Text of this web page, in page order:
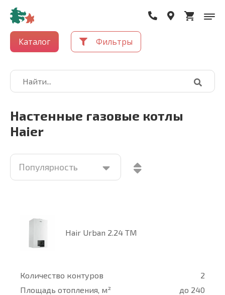
Каталог Фильтры
Настенные газовые котлы
Haier
Hair Urban 2.24 TM
Количество контуров
2
Площадь отопления, м²
до 240